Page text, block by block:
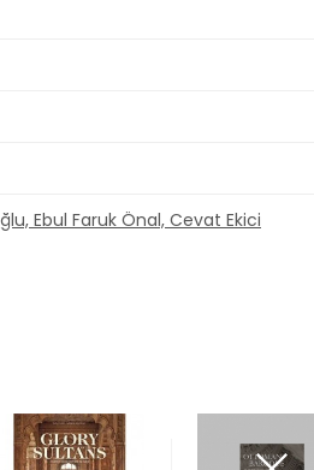
Ebul Faruk Önal, Cevat Ekici